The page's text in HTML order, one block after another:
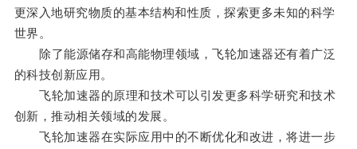
更深入地研究物质的基本结构和性质，探索更多未知的科学
世界。
除了能源储存和高能物理领域，飞轮加速器还有着广泛
的科技创新应用。
飞轮加速器的原理和技术可以引发更多科学研究和技术
创新，推动相关领域的发展。
飞轮加速器在实际应用中的不断优化和改进，将进一步